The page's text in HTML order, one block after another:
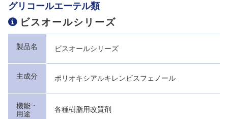
グリコールエーテル類
ビスオールシリーズ
製品名 ビスオールシリーズ
主成分 ポリオキシアルキレンビスフェノール
機能・
用途
各種樹脂用改質剤